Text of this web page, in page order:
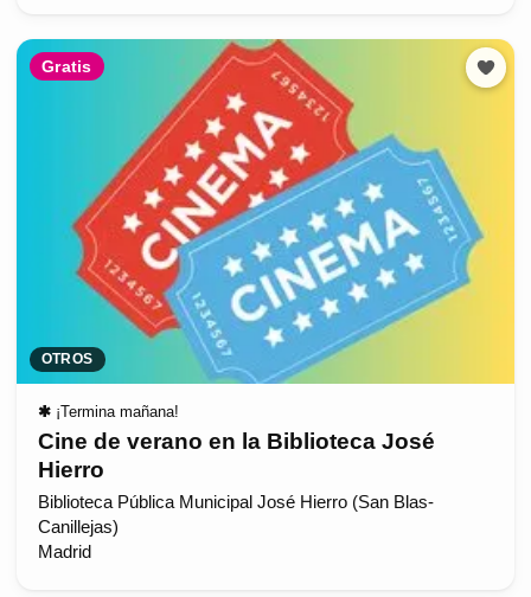
Gratis
OTROS
✱ ¡Termina mañana!
Cine de verano en la Biblioteca José
Hierro
Biblioteca Pública Municipal José Hierro (San Blas-
Canillejas)
Madrid